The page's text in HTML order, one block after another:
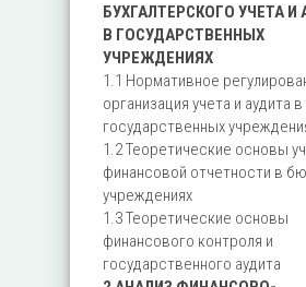
БУХГАЛТЕРСКОГО УЧЕТА И
В ГОСУДАРСТВЕННЫХ
УЧРЕЖДЕНИЯХ
1.1 Нормативное
организация учета и аудита в
государственных
1.2 Теоретические основы
финансовой отчетности в
учреждениях
1.3 Теоретические основы
финансового контроля и
государственного аудита